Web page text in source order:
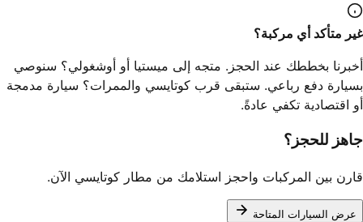
غير متأكد أي مركبة؟
أخبرنا بخططك عند الحجز. متجه إلى ميستيا أو أوشغولي؟ سنوصي
بسيارة دفع رباعي. ستبقى قرب كوتايسي والممرات؟ سيارة مدمجة
أو اقتصادية تكفي عادةً.
جاهز للحجز؟
قارن بين المركبات واحجز استلامك من مطار كوتايسي الآن.
عرض السيارات المتاحة